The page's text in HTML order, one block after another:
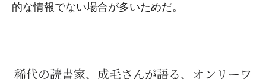
的な情報でない場合が多いためだ。
稀代の読書家、成毛さんが語る、オンリーワ